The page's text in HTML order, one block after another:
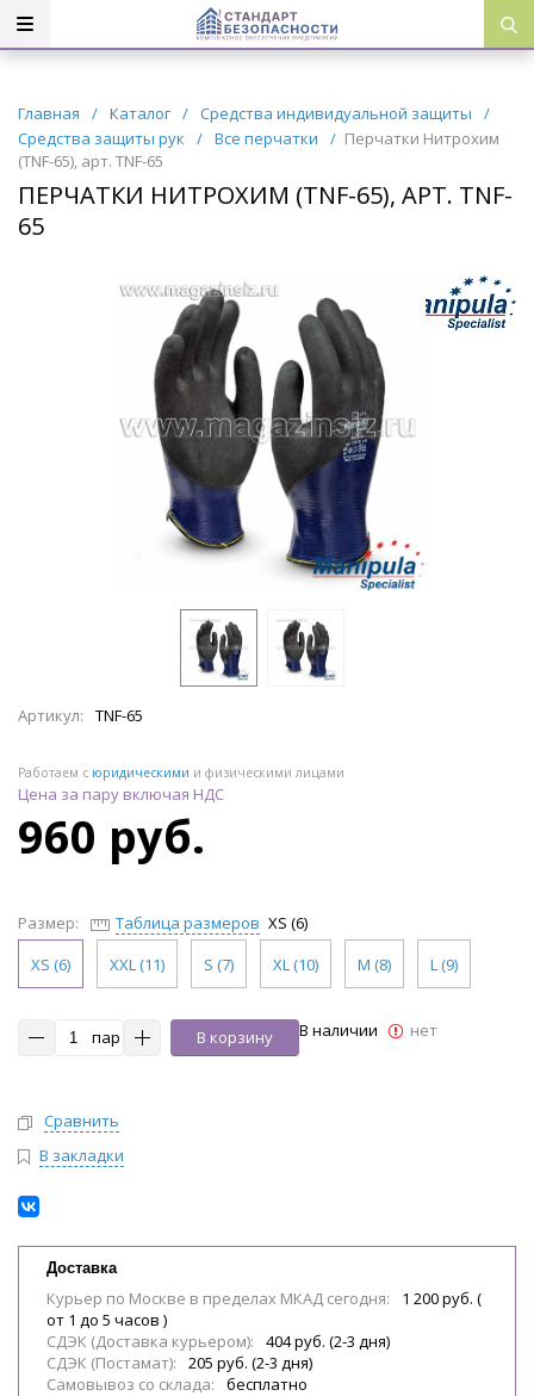
Главная / Каталог / Средства индивидуальной защиты
/
Средства защиты рук
/ Все перчатки / Перчатки Нитрохим
(TNF-65), арт. TNF-65
ПЕРЧАТКИ НИТРОХИМ (TNF-65), АРТ. TNF-
65
Артикул: TNF-65
Работаем с юридическими и физическими лицами
Цена за пару включая НДС
960 руб.
Размер: Таблица размеров XS (6)
XS (6)
XXL (11) S (7) XL (10) M (8) L (9)
пар В корзину В наличии нет
Сравнить
В закладки
Доставка
Курьер по Москве в пределах МКАД сегодня:
1 200 руб. (
от 1 до 5 часов )
СДЭК (Доставка курьером):
404 руб. (2-3 дня)
СДЭК (Постамат):
205 руб. (2-3 дня)
Самовывоз со склада:
бесплатно